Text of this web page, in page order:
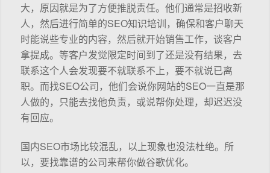
大，原因就是为了方便推脱责任。他们通常是招收新
人，然后进行简单的SEO知识培训，确保和客户聊天
时能说些专业的内容，然后就开始销售工作，谈客户
拿提成。等客户发觉限定时间到了还是没有结果，去
联系这个人会发现要不就联系不上，要不就说已离
职。而找SEO公司，他们会说你网站的SEO一直是那
人做的，只能去找他负责，或说帮你处理，却迟迟没
有回应。
国内SEO市场比较混乱，以上现象也没法杜绝。所
以，要找靠谱的公司来帮你做谷歌优化。